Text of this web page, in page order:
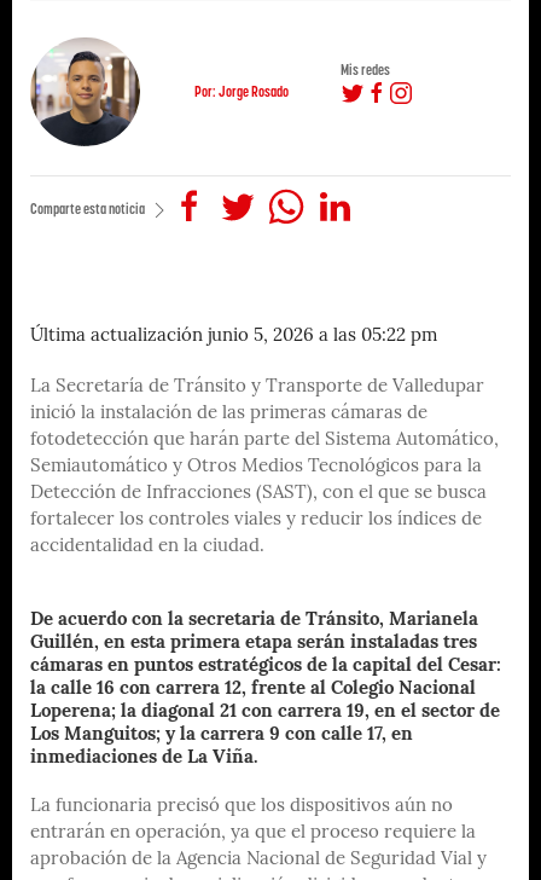
Por: Jorge Rosado
Mis redes
Comparte esta noticia
Última actualización junio 5, 2026 a las 05:22 pm
La Secretaría de Tránsito y Transporte de Valledupar
inició la instalación de las primeras cámaras de
fotodetección que harán parte del Sistema Automático,
Semiautomático y Otros Medios Tecnológicos para la
Detección de Infracciones (SAST), con el que se busca
fortalecer los controles viales y reducir los índices de
accidentalidad en la ciudad.
De acuerdo con la secretaria de Tránsito, Marianela
Guillén, en esta primera etapa serán instaladas tres
cámaras en puntos estratégicos de la capital del Cesar:
la calle 16 con carrera 12, frente al Colegio Nacional
Loperena; la diagonal 21 con carrera 19, en el sector de
Los Manguitos; y la carrera 9 con calle 17, en
inmediaciones de La Viña.
La funcionaria precisó que los dispositivos aún no
entrarán en operación, ya que el proceso requiere la
aprobación de la Agencia Nacional de Seguridad Vial y